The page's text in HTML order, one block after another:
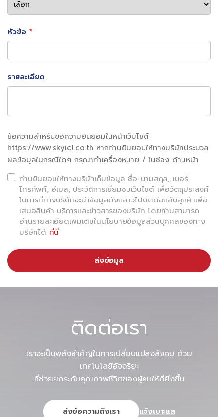
👉 เป้าหมายนี้จะช่วยยกระดับประเทศไทยจาก “Destination”
ไปสู่ “Regional Aviation Hub” อย่างแท้จริง
เทคโนโลยี = กุญแจลด MCT
การลด MCT ไม่ใช่แค่เพิ่มเจ้าหน้าที่ แต่คือการ “ออกแบบ
เบื้องหลังการยกระบบสนามบินไทย ผ่านเทคโนโลยีที่ช่วยให้ทุก
1. CUPPS — โครงสร้างพื้นฐานกลางของสนาม
บิน
ทำให้สายการบินสามารถใช้ระบบร่วมกันได้
→ ลดความซ้ำซ้อน
→ เพิ่มความยืดหยุ่นในการบริหารเคาน์เตอร์
2. CUTE — เคาน์เตอร์เช็กอินแบบใช้ร่วมกัน
3. CUSS — ตู้เช็กอินอัตโนมัติ
✔️ สแกนพาสปอร์ต
✔️ รับ Boarding Pass
ภายในไม่กี่นาที
หัวข้อ
รายละเอียด
ข้อความสำหรับขอความยินยอมในหน้าเว็บไซต์
https://www.skyict.co.th หากท่านยินยอมให้ทางบริษัทประมวล
ผลข้อมูลในกรณีใดๆ กรุณาทำเครื่องหมาย / ในช่อง ด้านหน้า
ท่านยินยอมให้ทางบริษัทเก็บข้อมูล ชื่อ-นามสกุล, เบอร์
โทรศัพท์, อีเมล, ประวัติการเยี่ยมชมเว็บไซต์ เพื่อวัตถุประสงค์
ในการที่ทางบริษัทจะนำข้อมูลดังกล่าวไปติดต่อกลับลูกค้าเพื่อ
เสนอสินค้า บริการและข่าวสารของบริษัท โดยท่านสามารถ
อ่านรายละเอียดเพิ่มเติมในนโยบายข้อมูลส่วนบุคคลของทาง
บริษัทได้ ที่นี่
ส่งข้อมูล
ติดต่อเรา
เราจะเป็นพลังสำคัญในการเปลี่ยนแปลงสังคม ด้วย
เทคโนโลยีอัจฉริยะ
ที่ช่วยยกระดับคุณภาพชีวิตของผู้คนให้ดียิ่งขึ้น
ส่งข้อความถึงเรา แจ้งเบาะแส